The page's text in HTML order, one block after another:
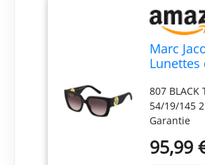
Marc
Lunettes
687/S 807
54/19/
Femme
807 BLACK
54/19/145
Garantie
95,99